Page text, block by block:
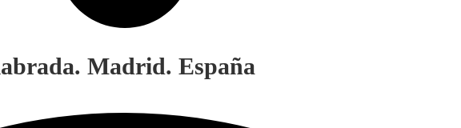
Madrid. España